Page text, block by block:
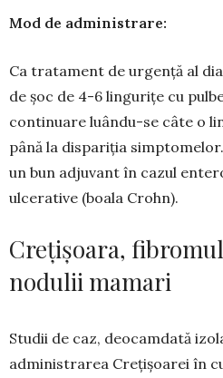
Mod de administrare:
Ca tratament de ur­gență al
de şoc de 4-6 linguriţe cu
continuare luându-se câte o
până la dis­pariţia
un bun adjuvant în cazul
ulcerative (boala Crohn).
Crețișoara,
nodulii mamari
Studii de caz, deocamdată
administrarea Creţişoarei în